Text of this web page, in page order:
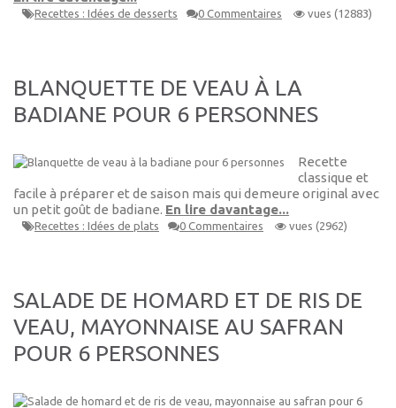
Recettes : Idées de desserts 0 Commentaires vues (12883)
BLANQUETTE DE VEAU À LA
BADIANE POUR 6 PERSONNES
Recette
classique et
facile à préparer et de saison mais qui demeure original avec
un petit goût de badiane. En lire davantage...
Recettes : Idées de plats 0 Commentaires vues (2962)
SALADE DE HOMARD ET DE RIS DE
VEAU, MAYONNAISE AU SAFRAN
POUR 6 PERSONNES